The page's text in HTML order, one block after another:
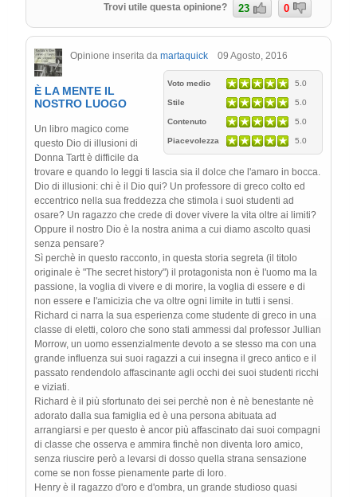
Trovi utile questa opinione? 23 0
Opinione inserita da martaquick 09 Agosto, 2016
Voto medio 5.0
Stile 5.0
Contenuto 5.0
Piacevolezza 5.0
È LA MENTE IL
NOSTRO LUOGO
Un libro magico come
questo Dio di illusioni di
Donna Tartt è difficile da
trovare e quando lo leggi ti lascia sia il dolce che l'amaro in bocca.
Dio di illusioni: chi è il Dio qui? Un professore di greco colto ed
eccentrico nella sua freddezza che stimola i suoi studenti ad
osare? Un ragazzo che crede di dover vivere la vita oltre ai limiti?
Oppure il nostro Dio è la nostra anima a cui diamo ascolto quasi
senza pensare?
Sì perchè in questo racconto, in questa storia segreta (il titolo
originale è "The secret history") il protagonista non è l'uomo ma la
passione, la voglia di vivere e di morire, la voglia di essere e di
non essere e l'amicizia che va oltre ogni limite in tutti i sensi.
Richard ci narra la sua esperienza come studente di greco in una
classe di eletti, coloro che sono stati ammessi dal professor Jullian
Morrow, un uomo essenzialmente devoto a se stesso ma con una
grande influenza sui suoi ragazzi a cui insegna il greco antico e il
passato rendendolo affascinante agli occhi dei suoi studenti ricchi
e viziati.
Richard è il più sfortunato dei sei perchè non è nè benestante nè
adorato dalla sua famiglia ed è una persona abituata ad
arrangiarsi e per questo è ancor più affascinato dai suoi compagni
di classe che osserva e ammira finchè non diventa loro amico,
senza riuscire però a levarsi di dosso quella strana sensazione
come se non fosse pienamente parte di loro.
Henry è il ragazzo d'oro e d'ombra, un grande studioso quasi